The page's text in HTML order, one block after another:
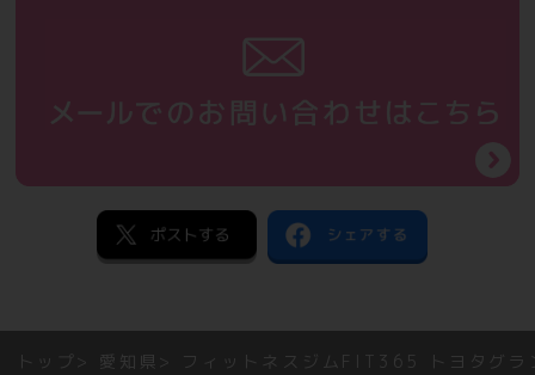
トップ 愛知県 フィットネスジムFIT365 トヨタグラ